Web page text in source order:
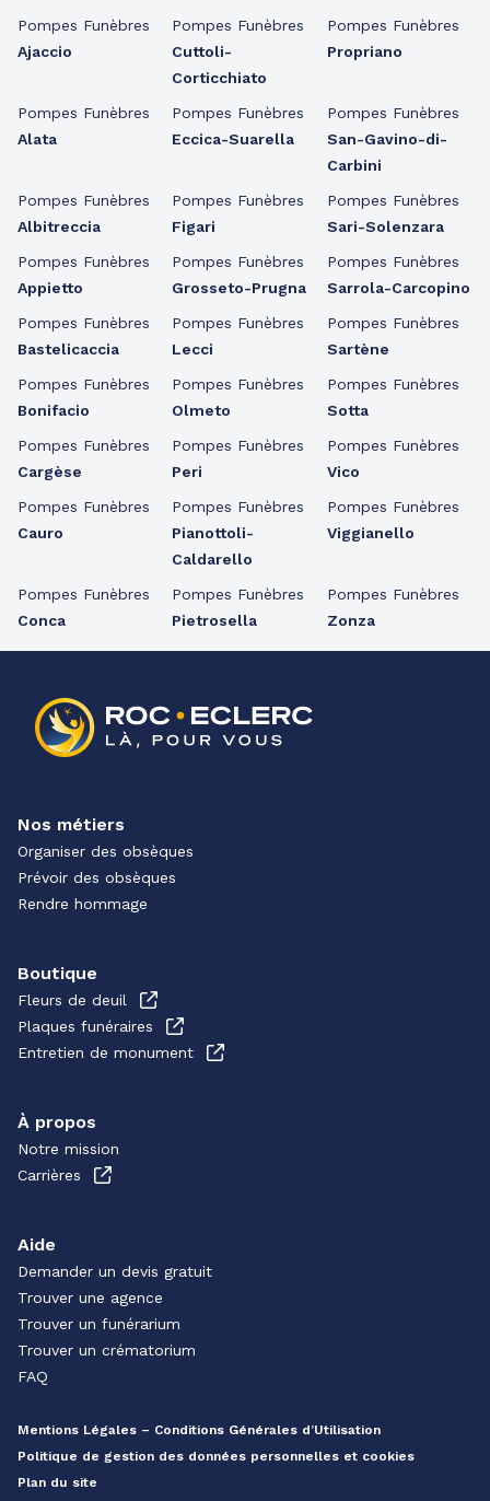
Pompes Funèbres
Ajaccio
Pompes Funèbres
Alata
Pompes Funèbres
Albitreccia
Pompes Funèbres
Appietto
Pompes Funèbres
Bastelicaccia
Pompes Funèbres
Bonifacio
Pompes Funèbres
Cargèse
Pompes Funèbres
Cauro
Pompes Funèbres
Conca
Pompes Funèbres
Cuttoli-
Corticchiato
Pompes Funèbres
Eccica-Suarella
Pompes Funèbres
Figari
Pompes Funèbres
Grosseto-Prugna
Pompes Funèbres
Lecci
Pompes Funèbres
Olmeto
Pompes Funèbres
Peri
Pompes Funèbres
Pianottoli-
Caldarello
Pompes Funèbres
Pietrosella
Pompes Funèbres
Propriano
Pompes Funèbres
San-Gavino-di-
Carbini
Pompes Funèbres
Sari-Solenzara
Pompes Funèbres
Sarrola-Carcopino
Pompes Funèbres
Sartène
Pompes Funèbres
Sotta
Pompes Funèbres
Vico
Pompes Funèbres
Viggianello
Pompes Funèbres
Zonza
Nos métiers
Organiser des obsèques
Prévoir des obsèques
Rendre hommage
Boutique
Fleurs de deuil
Plaques funéraires
Entretien de monument
À propos
Notre mission
Carrières
Aide
Demander un devis gratuit
Trouver une agence
Trouver un funérarium
Trouver un crématorium
FAQ
Mentions Légales – Conditions Générales d’Utilisation
Politique de gestion des données personnelles et cookies
Plan du site